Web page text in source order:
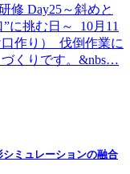
修 Day25～斜めと
に挑む日～ 10月11
作り） 伐倒作業に
くりです。&nbs…
ミュレーションの融合